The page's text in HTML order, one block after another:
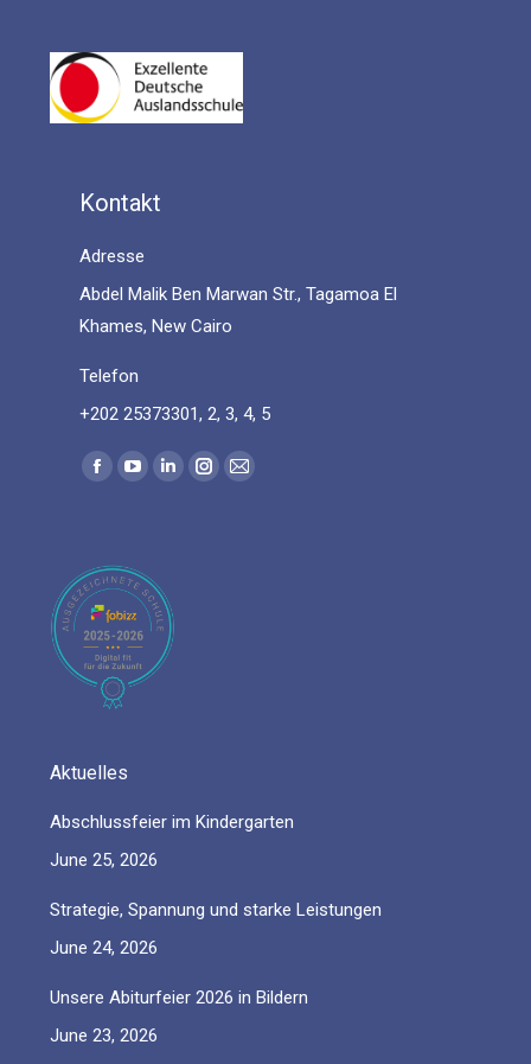
Kontakt
Adresse
Abdel Malik Ben Marwan Str., Tagamoa El
Khames, New Cairo
Telefon
+202 25373301, 2, 3, 4, 5
Find us on:
Facebook
in
new
window
YouTube
in
new
window
Linkedin
new
window
Instagram
Mail
Aktuelles
Abschlussfeier im Kindergarten
June 25, 2026
Strategie, Spannung und starke Leistungen
June 24, 2026
Unsere Abiturfeier 2026 in Bildern
June 23, 2026